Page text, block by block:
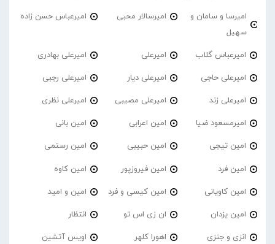
امیرسا و سامان و
سهیل
امیرسالار محبی امیرعباس حسن زاده
امیرعباس گلاب امیرعلی امیرعلی بهادری
امیرعلی حاجی امیرعلی دیار امیرعلی رجبی
امیرعلی زند امیرعلی مصیبی امیرعلی نظری
امیرمسعود ضیا امین اعرابی امین بانی
امین تیجی امین حبیبی امین رستمی
امین فرد امین فیروزپور امین کاوه
امین کاویانی امین کیسی و فرد امین و امید
امین یزدان ان زی اس تو انتظار
انزی و جنزی اهورا کلهر اویس آتشین